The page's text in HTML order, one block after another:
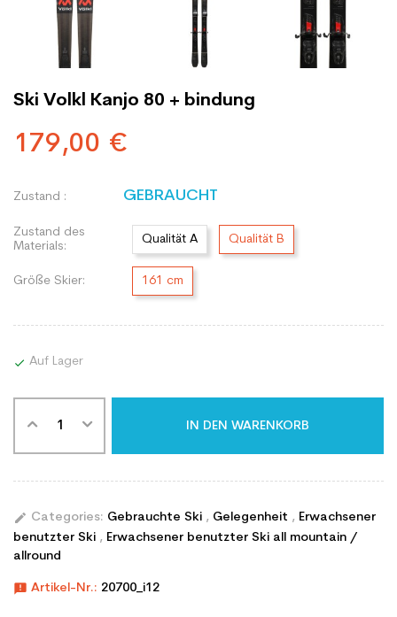
Ski Volkl Kanjo 80 + bindung
179,00 €
Zustand : GEBRAUCHT
Zustand des
Materials:
Qualität A Qualität B
Größe Skier: 161 cm
 Auf Lager
IN DEN WARENKORB
edit Categories: Gebrauchte Ski , Gelegenheit , Erwachsener
benutzter Ski , Erwachsener benutzter Ski all mountain /
allround
announcement Artikel-Nr.: 20700_i12